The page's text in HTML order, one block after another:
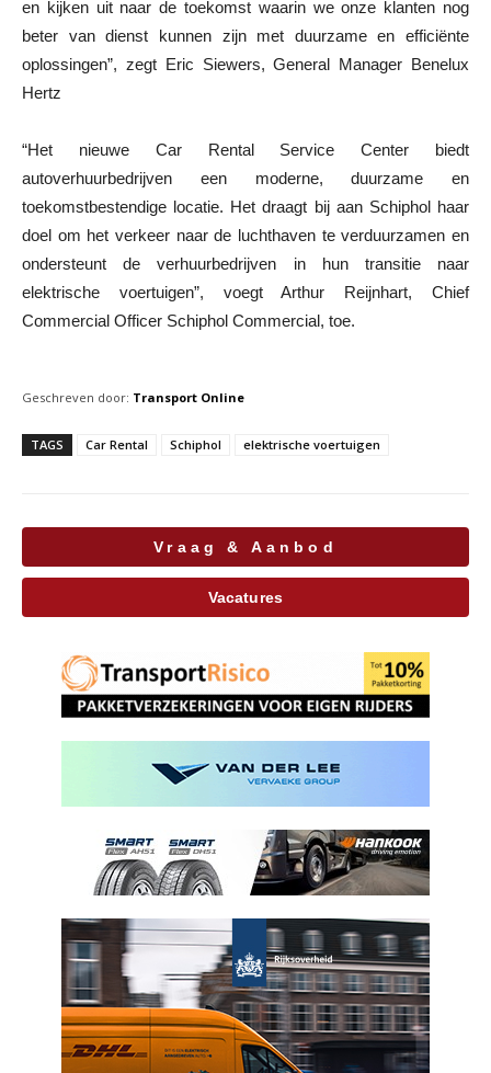
en kijken uit naar de toekomst waarin we onze klanten nog
beter van dienst kunnen zijn met duurzame en efficiënte
oplossingen”, zegt Eric Siewers, General Manager Benelux
Hertz
“Het nieuwe Car Rental Service Center biedt
autoverhuurbedrijven een moderne, duurzame en
toekomstbestendige locatie. Het draagt bij aan Schiphol haar
doel om het verkeer naar de luchthaven te verduurzamen en
ondersteunt de verhuurbedrijven in hun transitie naar
elektrische voertuigen”, voegt Arthur Reijnhart, Chief
Commercial Officer Schiphol Commercial, toe.
Geschreven door: Transport Online
TAGS Car Rental Schiphol elektrische voertuigen
Vraag & Aanbod
Vacatures